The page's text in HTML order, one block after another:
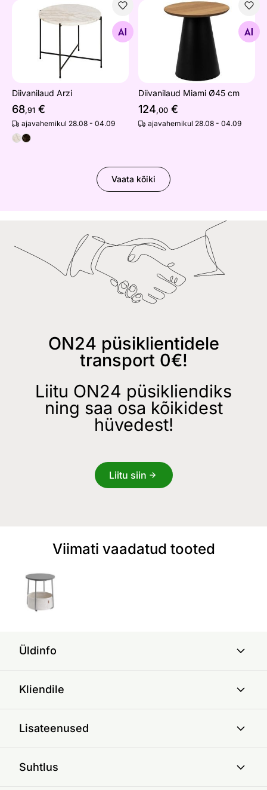
Diivanilaud Arzi
Diivanilaud Arzi
68,91 €
ajavahemikul 28.08 - 04.09
Diivanilaud Miami Ø45 cm
Otsi sarnaseid
Diivanilaud Miami Ø45 cm
124,00 €
ajavahemikul 28.08 - 04.09
Vaata kõiki
ON24 püsiklientidele
transport 0€!
Liitu ON24 püsikliendiks
ning saa osa kõikidest
hüvedest!
Liitu siin
Viimati vaadatud tooted
Üldinfo
Kliendile
Lisateenused
Suhtlus